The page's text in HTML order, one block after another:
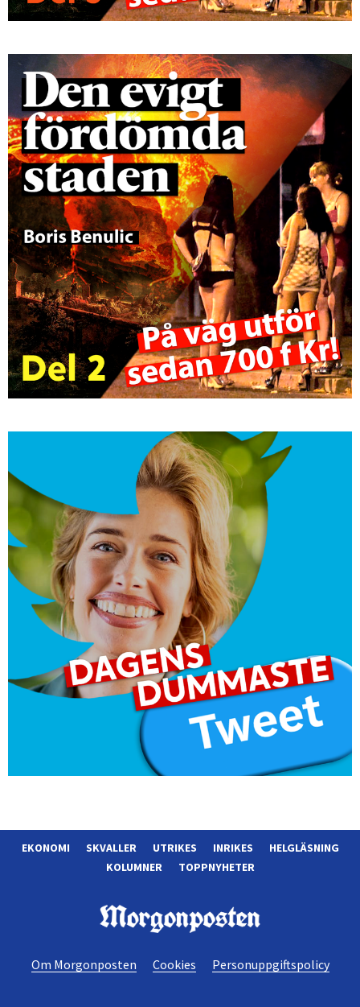
EKONOMI SKVALLER UTRIKES INRIKES
HELGLÄSNING
KOLUMNER
TOPPNYHETER
Om Morgonposten Cookies Personuppgiftspolicy